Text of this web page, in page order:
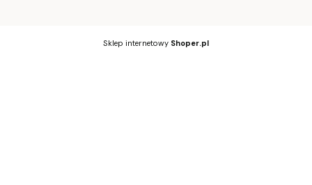
Sklep internetowy Shoper.pl